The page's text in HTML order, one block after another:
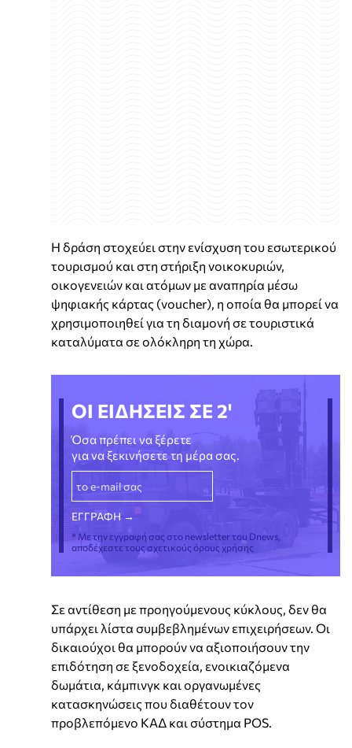
Η δράση στοχεύει στην ενίσχυση του εσωτερικού
τουρισμού και στη στήριξη νοικοκυριών,
οικογενειών και ατόμων με αναπηρία μέσω
ψηφιακής κάρτας (voucher), η οποία θα μπορεί να
χρησιμοποιηθεί για τη διαμονή σε τουριστικά
καταλύματα σε ολόκληρη τη χώρα.
ΟΙ ΕΙΔΗΣΕΙΣ ΣΕ 2'
Όσα πρέπει να ξέρετε
για να ξεκινήσετε τη μέρα σας.
* Με την εγγραφή σας στο newsletter του Dnews,
αποδέχεστε τους σχετικούς όρους χρήσης
Σε αντίθεση με προηγούμενους κύκλους, δεν θα
υπάρχει λίστα συμβεβλημένων επιχειρήσεων. Οι
δικαιούχοι θα μπορούν να αξιοποιήσουν την
επιδότηση σε ξενοδοχεία, ενοικιαζόμενα
δωμάτια, κάμπινγκ και οργανωμένες
κατασκηνώσεις που διαθέτουν τον
προβλεπόμενο ΚΑΔ και σύστημα POS.